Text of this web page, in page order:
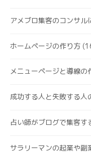
アメブロ集客のコンサル
ホームページの作り方
メニューページと導線の
成功する人と失敗する人
占い師がブログで集客す
サラリーマンの起業や副